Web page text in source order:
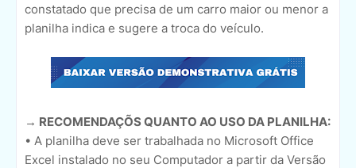
constatado que precisa de um carro maior ou menor a
planilha indica e sugere a troca do veículo.
→ RECOMENDAÇÕS QUANTO AO USO DA PLANILHA:
• A planilha deve ser trabalhada no Microsoft Office
Excel instalado no seu Computador a partir da Versão